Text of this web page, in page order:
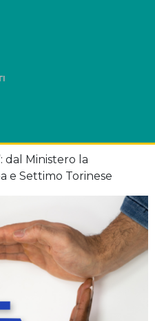
dal Ministero la
e Settimo Torinese